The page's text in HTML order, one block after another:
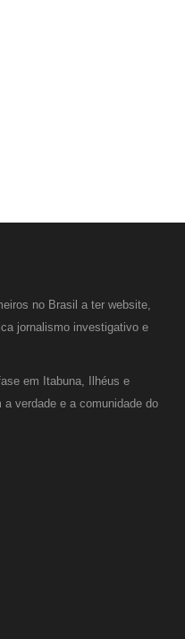
no Brasil a ter website,
jornalismo investigativo e
em Itabuna, Ilhéus e
verdade e a comunidade do